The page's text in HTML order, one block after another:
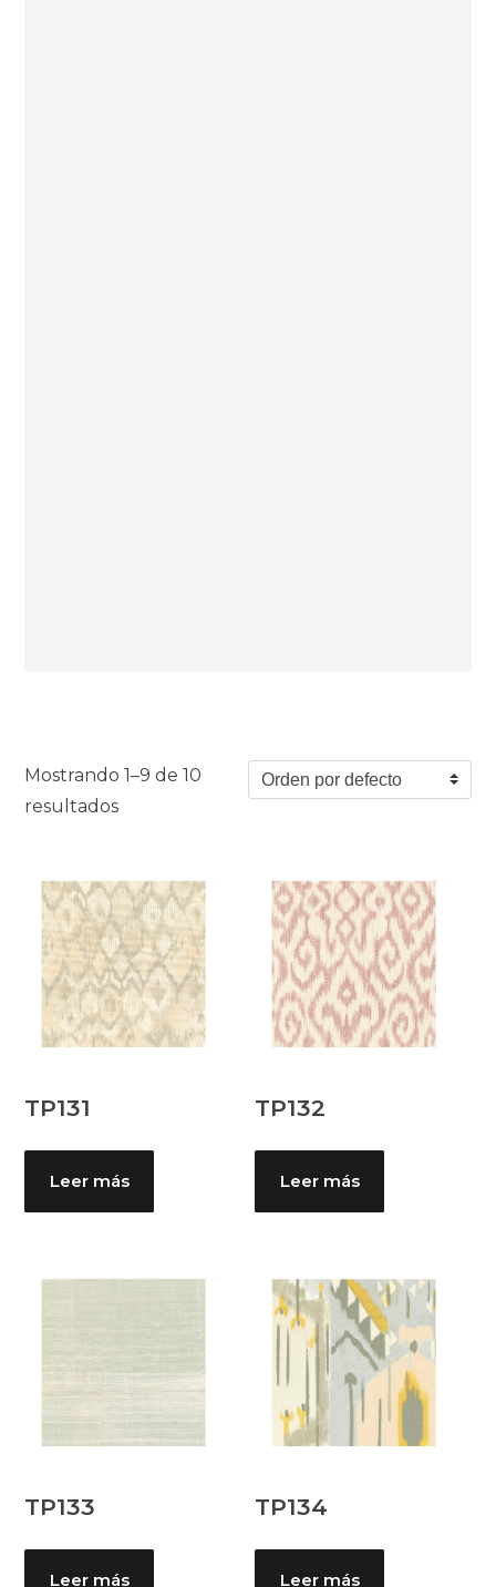
Mostrando 1–9 de 10
resultados
TP131
Leer más
TP132
Leer más
TP133
Leer más
TP134
Leer más